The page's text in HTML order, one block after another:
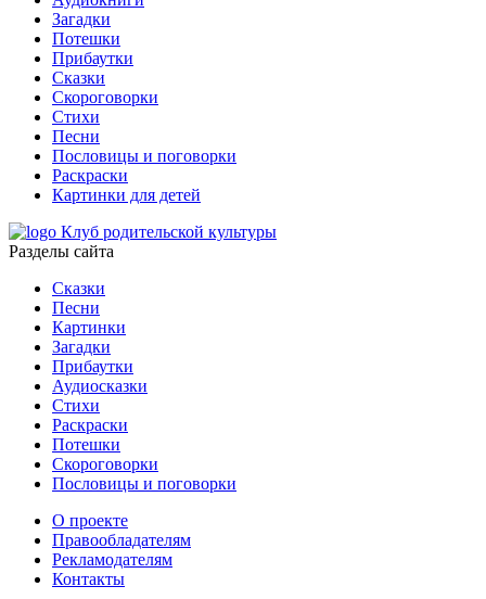
Загадки
Потешки
Прибаутки
Сказки
Скороговорки
Стихи
Песни
Пословицы и поговорки
Раскраски
Картинки для детей
Клуб родительской культуры
Разделы сайта
Сказки
Песни
Картинки
Загадки
Прибаутки
Аудиосказки
Стихи
Раскраски
Потешки
Скороговорки
Пословицы и поговорки
О проекте
Правообладателям
Рекламодателям
Контакты